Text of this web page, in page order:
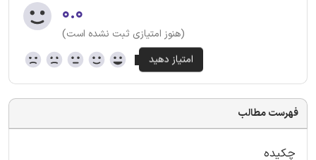
۰.۰
(هنوز امتیازی ثبت نشده است)
فهرست مطالب
چکیده